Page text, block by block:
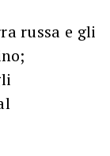
russa e gli